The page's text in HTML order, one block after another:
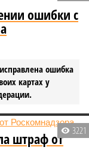
ошибки с
ошибка
картах у
3221
штраф от